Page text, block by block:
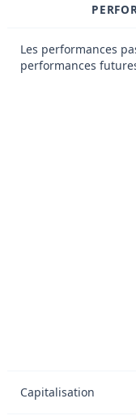
Les performances
performances
Capitalisation